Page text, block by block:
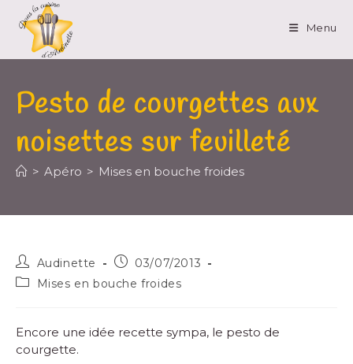
Menu
Pesto de courgettes aux
noisettes sur feuilleté
> Apéro > Mises en bouche froides
Audinette
03/07/2013
Mises en bouche froides
Encore une idée recette sympa, le pesto de
courgette.